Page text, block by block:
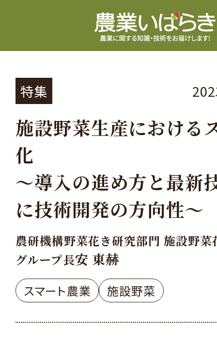
特集
施設野菜生産における
化
～導入の進め方と最新
に技術開発の方向性～
農研機構野菜花き研究部門 施設野菜
グループ長安 東赫
スマート農業 施設野菜